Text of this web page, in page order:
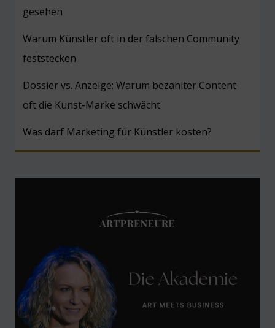
gesehen
Warum Künstler oft in der falschen Community
feststecken
Dossier vs. Anzeige: Warum bezahlter Content
oft die Kunst-Marke schwächt
Was darf Marketing für Künstler kosten?